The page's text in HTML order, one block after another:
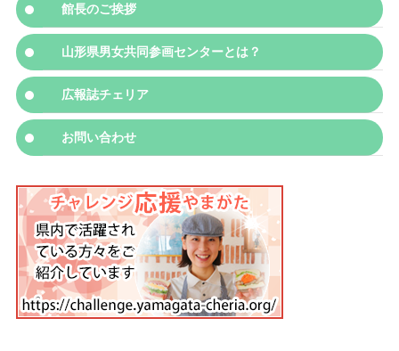
館長のご挨拶
山形県男女共同参画センターとは？
広報誌チェリア
お問い合わせ